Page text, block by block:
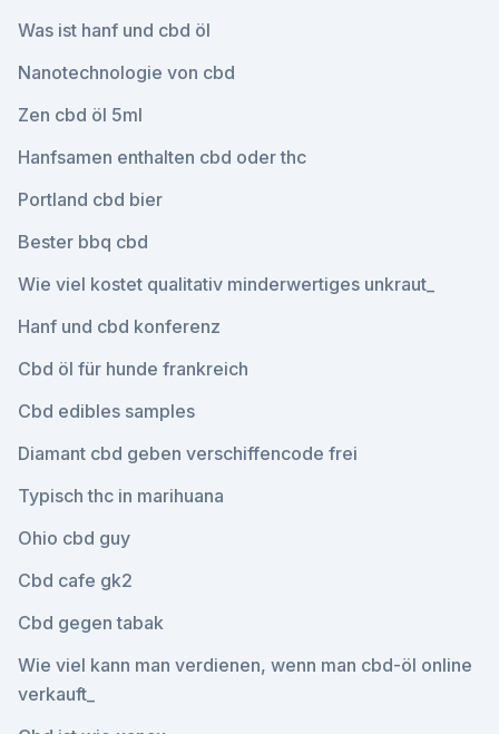
Was ist hanf und cbd öl
Nanotechnologie von cbd
Zen cbd öl 5ml
Hanfsamen enthalten cbd oder thc
Portland cbd bier
Bester bbq cbd
Wie viel kostet qualitativ minderwertiges unkraut_
Hanf und cbd konferenz
Cbd öl für hunde frankreich
Cbd edibles samples
Diamant cbd geben verschiffencode frei
Typisch thc in marihuana
Ohio cbd guy
Cbd cafe gk2
Cbd gegen tabak
Wie viel kann man verdienen, wenn man cbd-öl online
verkauft_